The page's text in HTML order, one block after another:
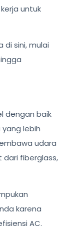
untuk
di sini, mulai
dengan baik
lebih
udara
dari fiberglass,
karena
AC.